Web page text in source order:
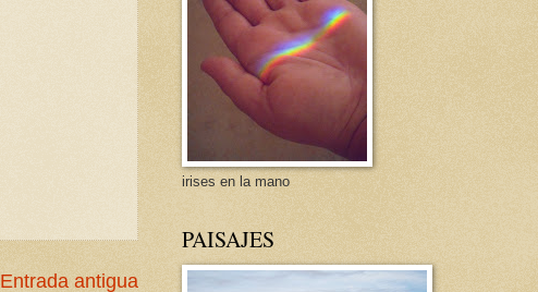
Entrada antigua
irises en la mano
PAISAJES